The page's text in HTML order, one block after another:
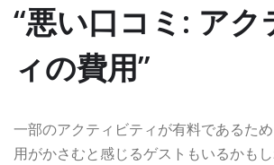
“悪い口コミ: アク
ィの費用”
一部のアクティビティが有料であるた
用がかさむと感じるゲストもいるかもし